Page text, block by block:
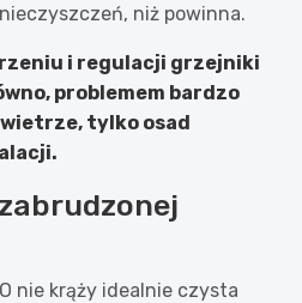
niż powinna.
i regulacji grzejniki
problemem bardzo
tylko osad
.
nie krąży idealnie czysta